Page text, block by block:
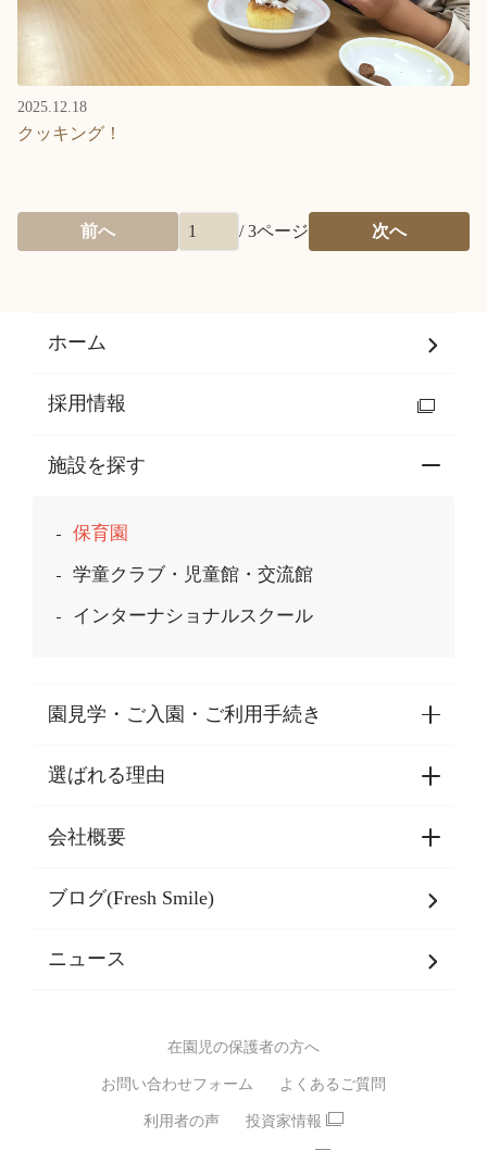
2025.12.18
クッキング！
前へ /3ページ 次へ
ホーム
採用情報
施設を探す
保育園
学童クラブ・児童館・交流館
インターナショナルスクール
園見学・ご入園・ご利用手続き
園見学・ご入園・ご利用手続き
東京都認証保育所空き状況
選ばれる理由
選ばれる理由一覧
乳児期・幼児期・
バイリンガル保育園
スポーツ保育園
モンテッソーリ式保育園
えいご
会社概要
会社概要
SDGsについて
ブログ(Fresh Smile)
ニュース
在園児の保護者の方へ
お問い合わせフォーム よくあるご質問
利用者の声 投資家情報